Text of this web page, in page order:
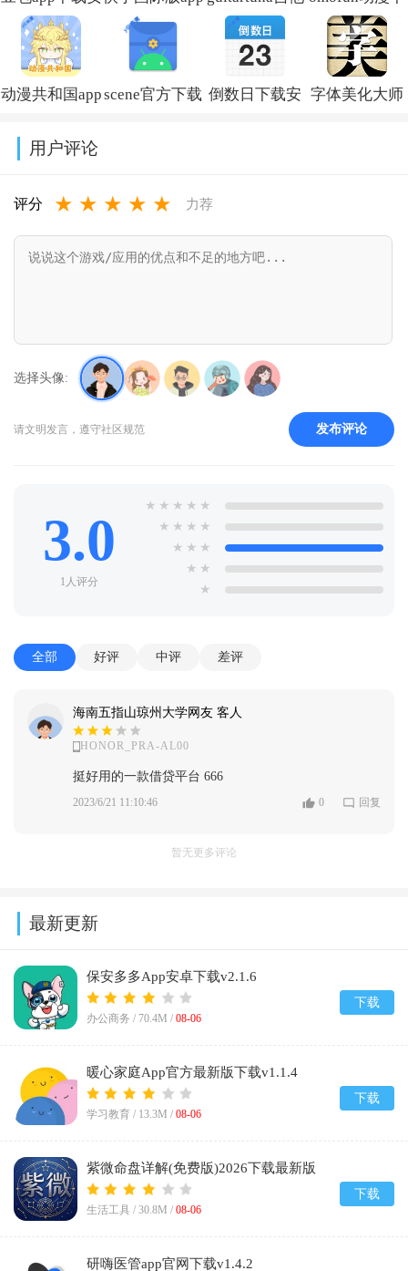
装新版本
v14.5.0
免费下载安装
(Kwai)v13.6.40.545802
调音器下载免
费版v7.97.0
载最新版
v1.1.73
动漫共和国appscene官方下载 倒数日下载安 字体美化大师
用户评论
评分 ★ ★ ★ ★ ★ 力荐
选择头像:
请文明发言，遵守社区规范 发布评论
3.0
1人评分
★ ★ ★ ★ ★
★ ★ ★ ★
★ ★ ★
★ ★
★
全部 好评 中评 差评
海南五指山琼州大学网友 客人
HONOR_PRA-AL00
挺好用的一款借贷平台 666
2023/6/21 11:10:46 0 回复
暂无更多评论
最新更新
保安多多App安卓下载v2.1.6
办公商务 / 70.4M / 08-06
下载
暖心家庭App官方最新版下载v1.1.4
学习教育 / 13.3M / 08-06
下载
紫微命盘详解(免费版)2026下载最新版
v1.1
生活工具 / 30.8M / 08-06
下载
研嗨医管app官网下载v1.4.2